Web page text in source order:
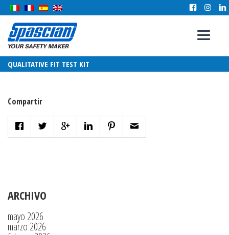
QUALITATIVE FIT TEST KIT
Compartir
ARCHIVO
mayo 2026
marzo 2026